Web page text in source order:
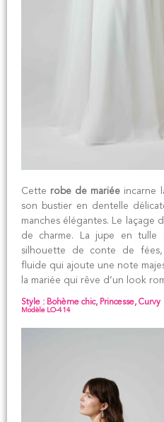
Cette robe de mariée incarne
son bustier en dentelle
manches élégantes. Le laçage
de charme. La jupe en tulle
silhouette de conte de fées,
fluide qui ajoute une note
la mariée qui rêve d’un look
Style : Bohème chic, Princesse, Curvy
Modèle LO-414